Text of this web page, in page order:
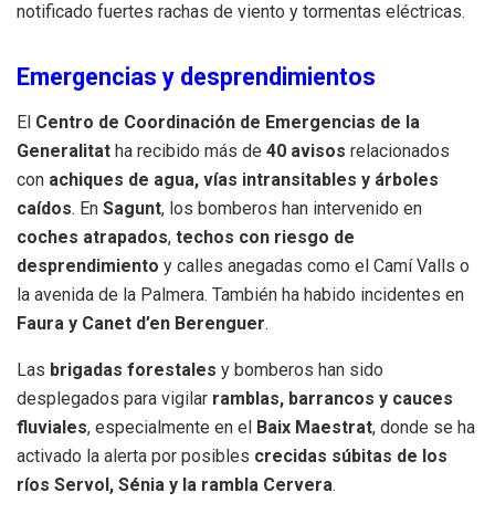
notificado fuertes rachas de viento y tormentas eléctricas.
Emergencias y desprendimientos
El Centro de Coordinación de Emergencias de la
Generalitat ha recibido más de 40 avisos relacionados
con achiques de agua, vías intransitables y árboles
caídos. En Sagunt, los bomberos han intervenido en
coches atrapados, techos con riesgo de
desprendimiento y calles anegadas como el Camí Valls o
la avenida de la Palmera. También ha habido incidentes en
Faura y Canet d’en Berenguer.
Las brigadas forestales y bomberos han sido
desplegados para vigilar ramblas, barrancos y cauces
fluviales, especialmente en el Baix Maestrat, donde se ha
activado la alerta por posibles crecidas súbitas de los
ríos Servol, Sénia y la rambla Cervera.